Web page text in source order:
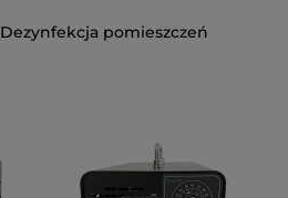
Dezynfekcja pomieszczeń